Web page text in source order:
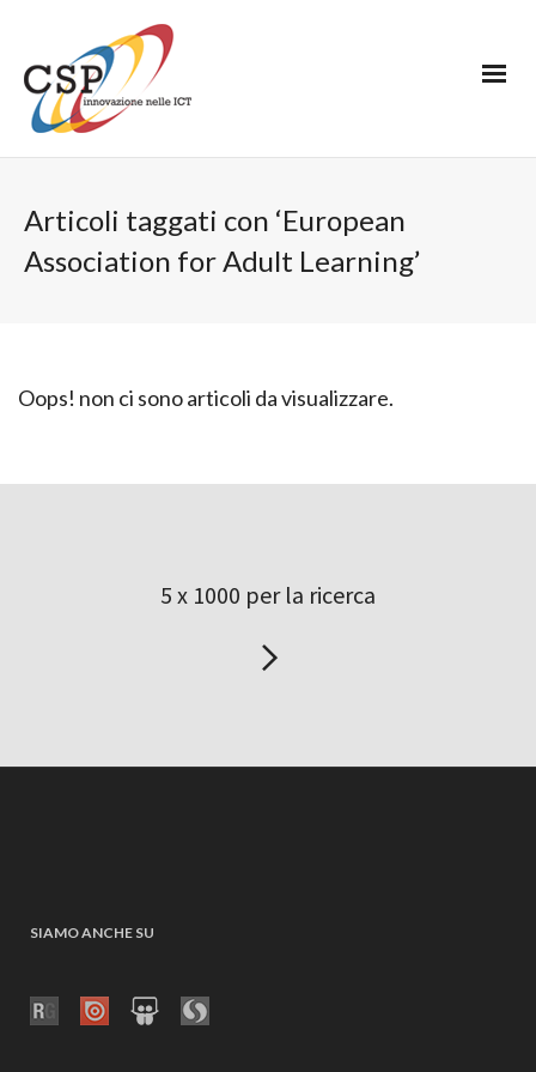
Articoli taggati con ‘European
Association for Adult Learning’
Oops! non ci sono articoli da visualizzare.
5 x 1000 per la ricerca
SIAMO ANCHE SU